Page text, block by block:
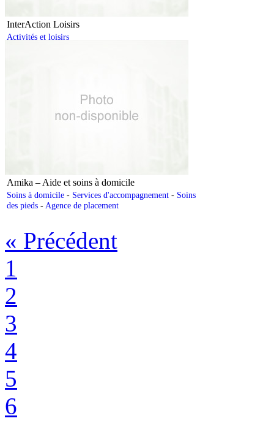
InterAction Loisirs
Activités et loisirs
Amika – Aide et soins à domicile
Soins à domicile - Services d'accompagnement - Soins
des pieds - Agence de placement
« Précédent
1
2
3
4
5
6